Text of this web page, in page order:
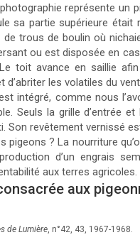
représente un
sa partie supérieure
trous de boulin où
ou est disposée en
toit avance en saillie
d’abriter les volatiles du
intégré, comme nous
Seuls la grille d’entrée
Son revêtement vernissé
pigeons ? La nourriture
d’un engrais
aux terres agricoles.
aux
de Lumière, n°42, 43, 1967-1968.